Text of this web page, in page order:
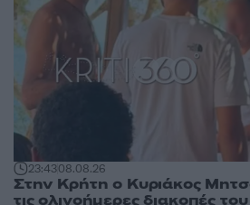
23:4308.08.26
Στην Κρήτη ο Κυριάκος
τις ολιγοήμερες διακοπές